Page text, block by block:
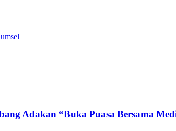
Adakan “Buka Puasa Bersama